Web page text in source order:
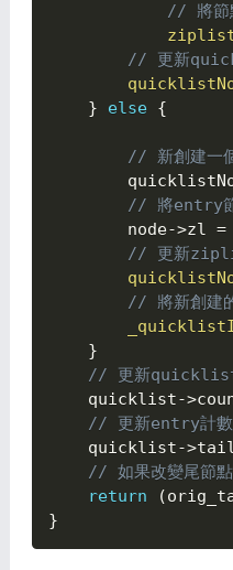
// 將節
// 更新
}
else {
// 新創建一
// 將entry節
        node
->zl =
// 更新
// 將新創建
}
// 更新
    quicklist
->
// 更新entry計數
    quicklist
->
// 如果改變尾節點
return
(
}